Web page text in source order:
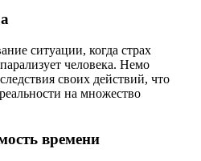
ситуации, когда страх
человека. Немо
своих действий, что
на множество
времени